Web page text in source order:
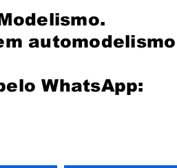
automodelismo
WhatsApp: